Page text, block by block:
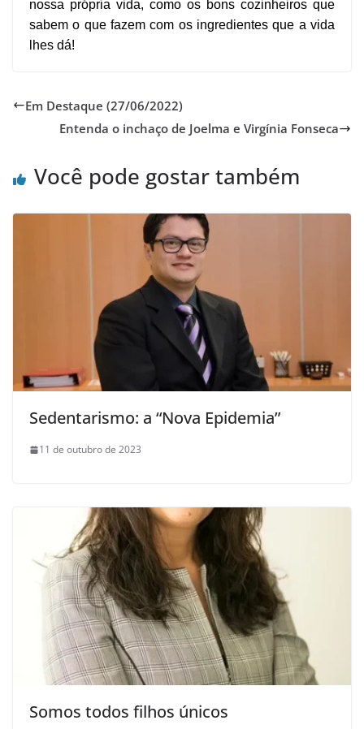
nossa própria vida, como os bons cozinheiros que
sabem o que fazem com os ingredientes que a vida
lhes dá!
Em Destaque (27/06/2022)
Entenda o inchaço de Joelma e Virgínia Fonseca
Você pode gostar também
Sedentarismo: a “Nova Epidemia”
11 de outubro de 2023
Somos todos filhos únicos